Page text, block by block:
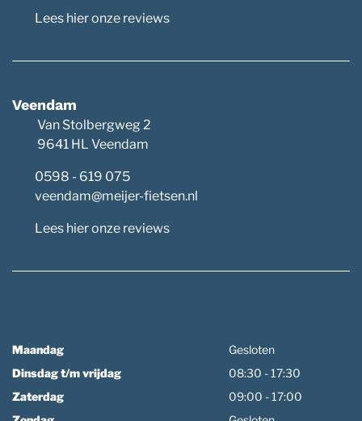
Lees hier onze reviews
Veendam
Van Stolbergweg 2
9641 HL Veendam
0598 - 619 075
veendam@meijer-fietsen.nl
Lees hier onze reviews
Maandag
Gesloten
Dinsdag t/m vrijdag
08:30 - 17:30
Zaterdag
09:00 - 17:00